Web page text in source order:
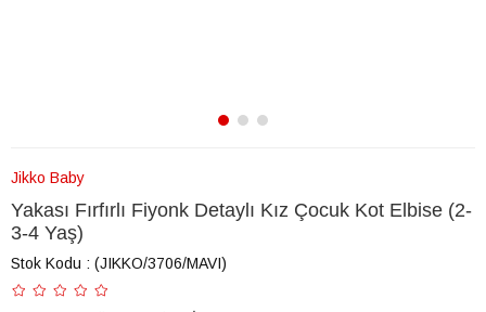
Jikko Baby
Yakası Fırfırlı Fiyonk Detaylı Kız Çocuk Kot Elbise (2-
3-4 Yaş)
Stok Kodu (JIKKO/3706/MAVI)